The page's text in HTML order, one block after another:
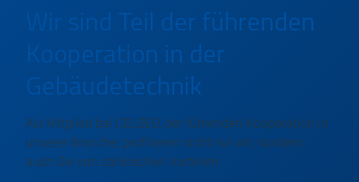
Wir sind Teil der führenden
Kooperation in der
Gebäudetechnik
Als Mitglied bei CELSEO, der führenden Kooperation in
unserer Branche, profitieren nicht nur wir, sondern
auch Sie von zahlreichen Vorteilen: